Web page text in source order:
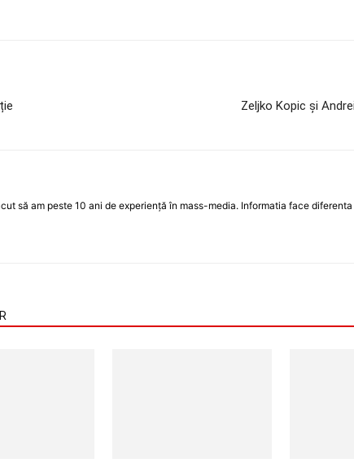
Zeljko Kopic și
să am peste 10 ani de experiență în mass-media. Informatia face